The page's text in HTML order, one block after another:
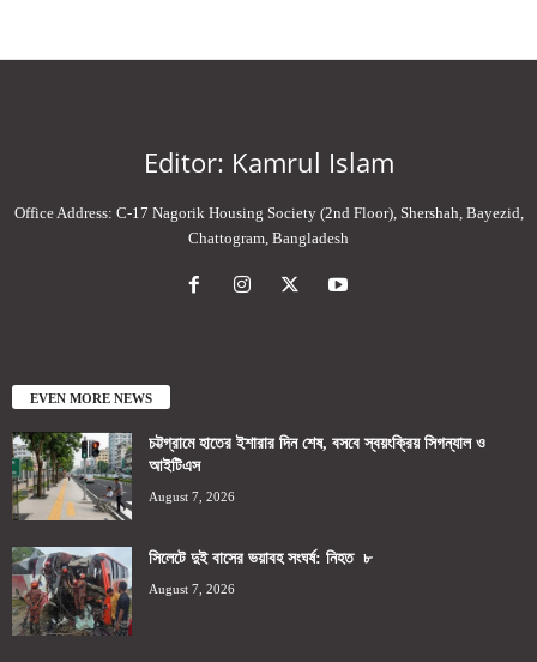
Editor: Kamrul Islam
Office Address: C-17 Nagorik Housing Society (2nd Floor), Shershah, Bayezid,
Chattogram, Bangladesh
EVEN MORE NEWS
চট্টগ্রামে হাতের ইশারার দিন শেষ, বসবে স্বয়ংক্রিয় সিগন্যাল ও
আইটিএস
August 7, 2026
সিলেটে দুই বাসের ভয়াবহ সংঘর্ষ: নিহত ৮
August 7, 2026